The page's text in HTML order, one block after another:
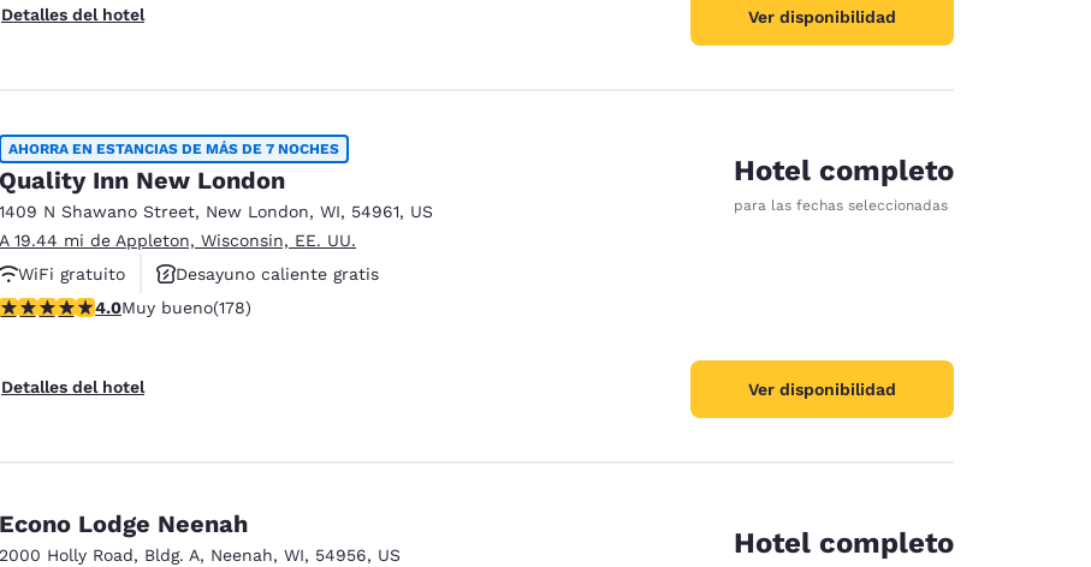
Detalles del hotel Ver disponibilidad
AHORRA EN ESTANCIAS DE MÁS DE 7 NOCHES
Quality Inn New London
1409 N Shawano Street, New London, WI, 54961, US
A 19.44 mi de Appleton, Wisconsin, EE. UU.
WiFi gratuito
Desayuno caliente gratis
Se aceptan mascotas
calificación de 4.03 estrellas. Muy bueno. 178 reseñas
4.0Muy bueno(178)
Detalles del hotel
Hotel completo
para las fechas seleccionadas
Ver disponibilidad
Econo Lodge Neenah
2000 Holly Road, Bldg. A, Neenah, WI, 54956, US
Hotel completo